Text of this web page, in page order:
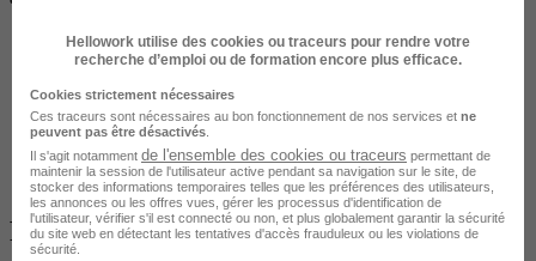
Programme
Hellowork utilise des cookies ou traceurs pour rendre votre
recherche d’emploi ou de formation encore plus efficace.
Cookies strictement nécessaires
Ces traceurs sont nécessaires au bon fonctionnement de nos services et ne
peuvent pas être désactivés
Il s'agit notamment de l'ensemble des cookies ou traceurs permettant de
maintenir la session de l'utilisateur active pendant sa navigation sur le site, de
stocker des informations temporaires telles que les préférences des utilisateurs,
les annonces ou les offres vues, gérer les processus d'identification de
l'utilisateur, vérifier s'il est connecté ou non, et plus globalement garantir la sécurité
du site web en détectant les tentatives d'accès frauduleux ou les violations de
sécurité.